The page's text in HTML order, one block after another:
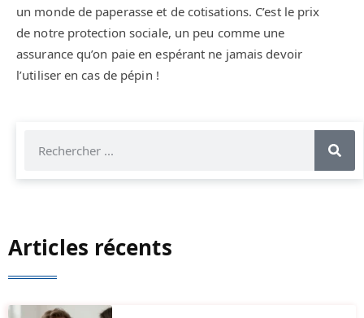
un monde de paperasse et de cotisations. C’est le prix
de notre protection sociale, un peu comme une
assurance qu’on paie en espérant ne jamais devoir
l’utiliser en cas de pépin !
Articles récents